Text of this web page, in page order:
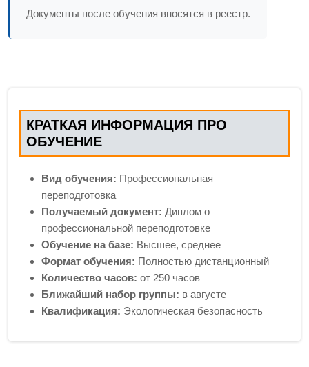
Документы после обучения вносятся в реестр.
КРАТКАЯ ИНФОРМАЦИЯ ПРО
ОБУЧЕНИЕ
Вид обучения: Профессиональная
переподготовка
Получаемый документ: Диплом о
профессиональной переподготовке
Обучение на базе: Высшее, среднее
Формат обучения: Полностью дистанционный
Количество часов: от 250 часов
Ближайший набор группы: в августе
Квалификация: Экологическая безопасность